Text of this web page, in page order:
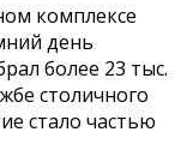
комплексе
день
более 23 тыс.
столичного
стало частью